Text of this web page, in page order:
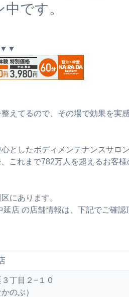
です。
えてるので、その場で効果を実
としたボディメンテナンスサロ
これまで782万人を超えるお客
にあります。
店 の店舗情報は、下記でご確認
丁目２−１０
のぶ）